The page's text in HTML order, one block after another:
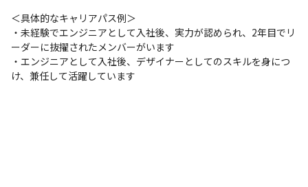
＜具体的なキャリアパス例＞
・未経験でエンジニアとして入社後、実力が認められ、2年目でリ
ーダーに抜擢されたメンバーがいます
・エンジニアとして入社後、デザイナーとしてのスキルを身につ
け、兼任して活躍しています